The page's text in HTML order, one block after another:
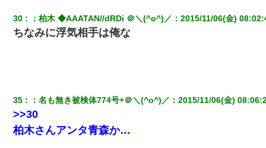
30 ：柏木 ◆AAATAN//dRDi ＠＼(^o^)／ ：2015/11/06(金)
ちなみに浮気相手は俺な
35 ：名も無き被検体774号+＠＼(^o^)／ ：2015/11/06(金)
>>30
柏木さんアンタ青森か…